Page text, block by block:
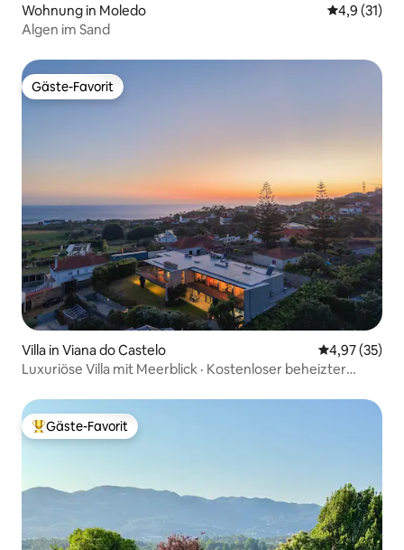
Wohnung in Moledo
4,9 (31)
Algen im Sand
Gäste-Favorit
Gäste-Favorit
Villa in Viana do Castelo
4,97 (35)
Luxuriöse Villa mit Meerblick · Kostenloser beheizter
Beliebter Gäste-Favorit.
Gäste-Favorit